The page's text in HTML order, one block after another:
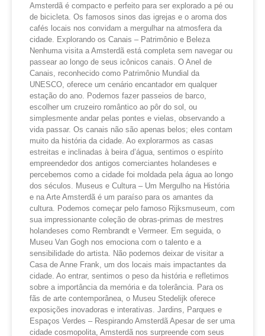
Amsterdã é compacto e perfeito para ser explorado a pé ou
de bicicleta. Os famosos sinos das igrejas e o aroma dos
cafés locais nos convidam a mergulhar na atmosfera da
cidade. Explorando os Canais – Patrimônio e Beleza
Nenhuma visita a Amsterdã está completa sem navegar ou
passear ao longo de seus icônicos canais. O Anel de
Canais, reconhecido como Patrimônio Mundial da
UNESCO, oferece um cenário encantador em qualquer
estação do ano. Podemos fazer passeios de barco,
escolher um cruzeiro romântico ao pôr do sol, ou
simplesmente andar pelas pontes e vielas, observando a
vida passar. Os canais não são apenas belos; eles contam
muito da história da cidade. Ao explorarmos as casas
estreitas e inclinadas à beira d’água, sentimos o espírito
empreendedor dos antigos comerciantes holandeses e
percebemos como a cidade foi moldada pela água ao longo
dos séculos. Museus e Cultura – Um Mergulho na História
e na Arte Amsterdã é um paraíso para os amantes da
cultura. Podemos começar pelo famoso Rijksmuseum, com
sua impressionante coleção de obras-primas de mestres
holandeses como Rembrandt e Vermeer. Em seguida, o
Museu Van Gogh nos emociona com o talento e a
sensibilidade do artista. Não podemos deixar de visitar a
Casa de Anne Frank, um dos locais mais impactantes da
cidade. Ao entrar, sentimos o peso da história e refletimos
sobre a importância da memória e da tolerância. Para os
fãs de arte contemporânea, o Museu Stedelijk oferece
exposições inovadoras e interativas. Jardins, Parques e
Espaços Verdes – Respirando Amsterdã Apesar de ser uma
cidade cosmopolita, Amsterdã nos surpreende com seus